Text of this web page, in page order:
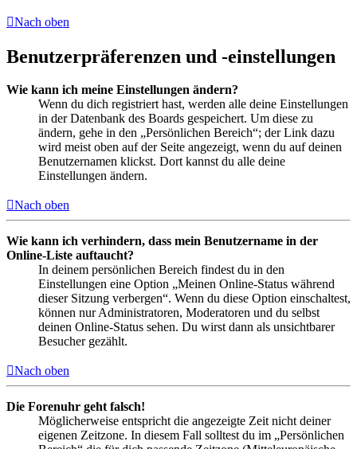
Nach oben
Benutzerpräferenzen und -einstellungen
Wie kann ich meine Einstellungen ändern?
Wenn du dich registriert hast, werden alle deine Einstellungen
in der Datenbank des Boards gespeichert. Um diese zu
ändern, gehe in den „Persönlichen Bereich“; der Link dazu
wird meist oben auf der Seite angezeigt, wenn du auf deinen
Benutzernamen klickst. Dort kannst du alle deine
Einstellungen ändern.
Nach oben
Wie kann ich verhindern, dass mein Benutzername in der
Online-Liste auftaucht?
In deinem persönlichen Bereich findest du in den
Einstellungen eine Option „Meinen Online-Status während
dieser Sitzung verbergen“. Wenn du diese Option einschaltest,
können nur Administratoren, Moderatoren und du selbst
deinen Online-Status sehen. Du wirst dann als unsichtbarer
Besucher gezählt.
Nach oben
Die Forenuhr geht falsch!
Möglicherweise entspricht die angezeigte Zeit nicht deiner
eigenen Zeitzone. In diesem Fall solltest du im „Persönlichen